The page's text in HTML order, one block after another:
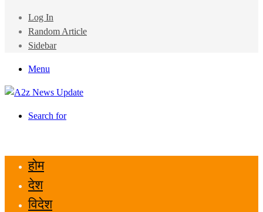
Log In
Random Article
Sidebar
Menu
Search for
होम
देश
विदेश